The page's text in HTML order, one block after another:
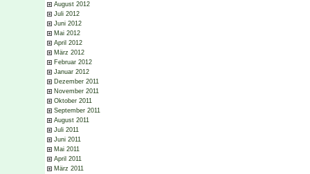
August 2012
Juli 2012
Juni 2012
Mai 2012
April 2012
März 2012
Februar 2012
Januar 2012
Dezember 2011
November 2011
Oktober 2011
September 2011
August 2011
Juli 2011
Juni 2011
Mai 2011
April 2011
März 2011